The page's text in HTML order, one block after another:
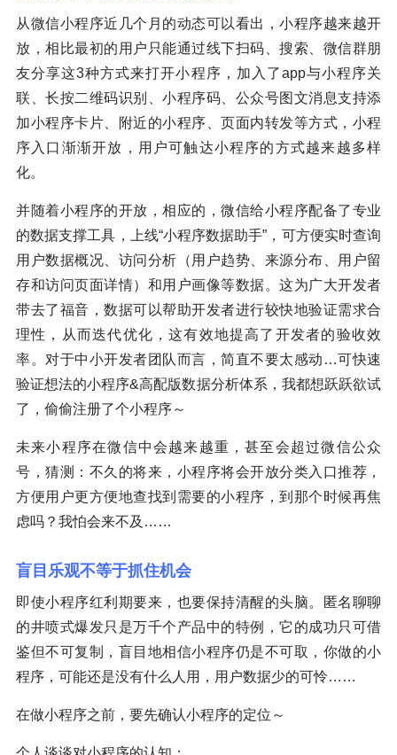
从微信小程序近几个月的动态可以看出，小程序越来越开
放，相比最初的用户只能通过线下扫码、搜索、微信群朋
友分享这3种方式来打开小程序，加入了app与小程序关
联、长按二维码识别、小程序码、公众号图文消息支持添
加小程序卡片、附近的小程序、页面内转发等方式，小程
序入口渐渐开放，用户可触达小程序的方式越来越多样
化。
并随着小程序的开放，相应的，微信给小程序配备了专业
的数据支撑工具，上线“小程序数据助手”，可方便实时查询
用户数据概况、访问分析（用户趋势、来源分布、用户留
存和访问页面详情）和用户画像等数据。这为广大开发者
带去了福音，数据可以帮助开发者进行较快地验证需求合
理性，从而迭代优化，这有效地提高了开发者的验收效
率。对于中小开发者团队而言，简直不要太感动…可快速
验证想法的小程序&高配版数据分析体系，我都想跃跃欲试
了，偷偷注册了个小程序～
未来小程序在微信中会越来越重，甚至会超过微信公众
号，猜测：不久的将来，小程序将会开放分类入口推荐，
方便用户更方便地查找到需要的小程序，到那个时候再焦
虑吗？我怕会来不及……
盲目乐观不等于抓住机会
即使小程序红利期要来，也要保持清醒的头脑。匿名聊聊
的井喷式爆发只是万千个产品中的特例，它的成功只可借
鉴但不可复制，盲目地相信小程序仍是不可取，你做的小
程序，可能还是没有什么人用，用户数据少的可怜……
在做小程序之前，要先确认小程序的定位～